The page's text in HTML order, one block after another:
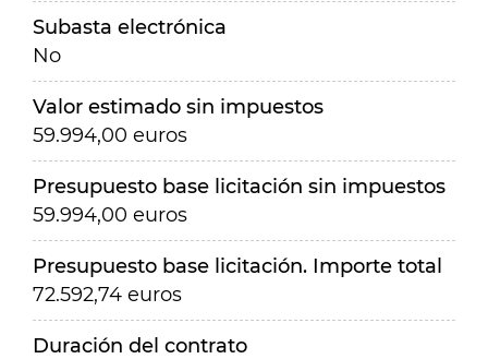
Subasta electrónica
No
Valor estimado sin impuestos
59.994,00 euros
Presupuesto base licitación sin impuestos
59.994,00 euros
Presupuesto base licitación. Importe total
72.592,74 euros
Duración del contrato